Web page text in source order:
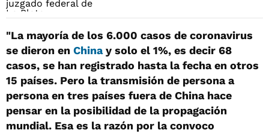
"La mayoría de los 6.000 casos de coronavirus
se dieron en Chinay solo el 1%, es decir 68
casos, se han registrado hasta la fecha en otros
15 países. Pero la transmisión de persona a
persona en tres países fuera de China hace
pensar en la posibilidad de la propagación
mundial. Esa es la razón por la convoco